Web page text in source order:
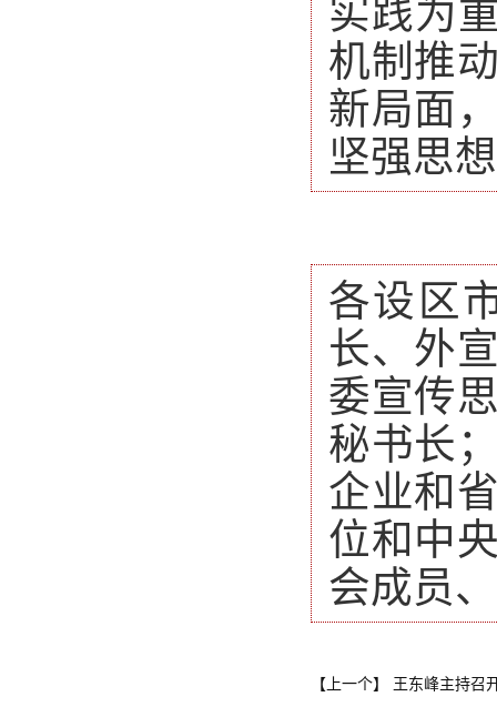
实践为
机制推
新局面
坚强思
各设区
长、外
委宣传
秘书长
企业和
位和中
会成员
【上一个】 王东峰主持召